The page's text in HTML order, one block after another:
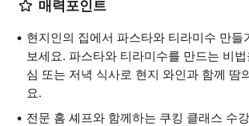
매력포인트
현지인의 집에서 파스타와 티라미수 만들
보세요. 파스타와 티라미수를 만드는 비
심 또는 저녁 식사로 현지 와인과 함께 땀
요.
전문 홈 셰프와 함께하는 쿠킹 클래스 수강